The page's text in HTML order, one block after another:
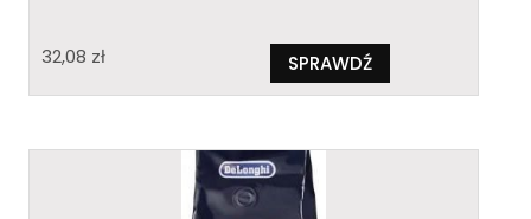
32,08 zł SPRAWDŹ